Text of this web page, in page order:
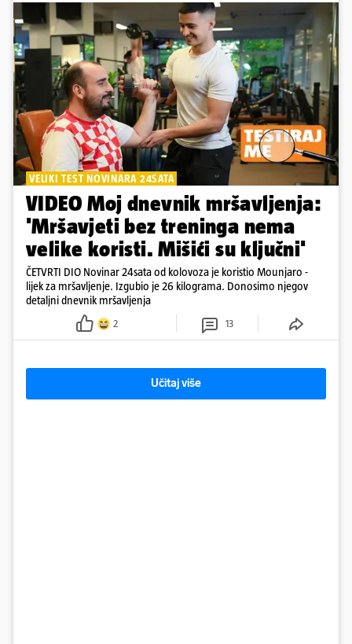
VELIKI TEST NOVINARA 24SATA
VIDEO Moj dnevnik mršavljenja:
'Mršavjeti bez treninga nema
velike koristi. Mišići su ključni'
ČETVRTI DIO Novinar 24sata od kolovoza je koristio Mounjaro -
lijek za mršavljenje. Izgubio je 26 kilograma. Donosimo njegov
detaljni dnevnik mršavljenja
2 13
Učitaj više